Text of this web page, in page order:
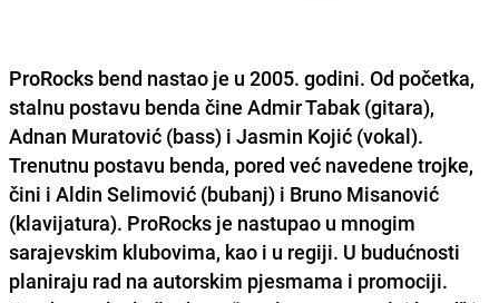
ProRocks bend nastao je u 2005. godini. Od početka,
stalnu postavu benda čine Admir Tabak (gitara),
Adnan Muratović (bass) i Jasmin Kojić (vokal).
Trenutnu postavu benda, pored već navedene trojke,
čini i Aldin Selimović (bubanj) i Bruno Misanović
(klavijatura). ProRocks je nastupao u mnogim
sarajevskim klubovima, kao i u regiji. U budućnosti
planiraju rad na autorskim pjesmama i promociji.